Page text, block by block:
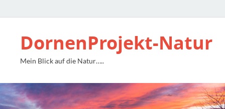
DornenProjekt-Natur
Mein Blick auf die Natur…..